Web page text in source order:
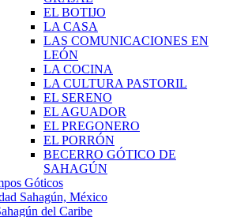
EL BOTIJO
LA CASA
LAS COMUNICACIONES EN
LEÓN
LA COCINA
LA CULTURA PASTORIL
EL SERENO
EL AGUADOR
EL PREGONERO
EL PORRÓN
BECERRO GÓTICO DE
SAHAGÚN
Góticos
Sahagún, México
del Caribe